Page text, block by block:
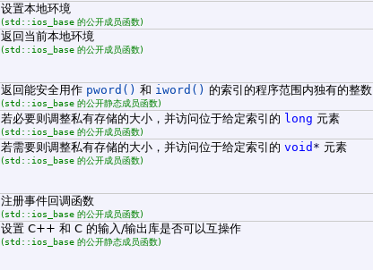
设置本地环境
(std::ios_base 的公开成员函数)
返回当前本地环境
(std::ios_base 的公开成员函数)
返回能安全用作 pword() 和 iword() 的索引的程序范围内独有的整数
(std::ios_base 的公开静态成员函数)
若必要则调整私有存储的大小，并访问位于给定索引的 long 元素
(std::ios_base 的公开成员函数)
若需要则调整私有存储的大小，并访问位于给定索引的void * 元素
(std::ios_base 的公开成员函数)
注册事件回调函数
(std::ios_base 的公开成员函数)
设置 C++ 和 C 的输入/输出库是否可以互操作
(std::ios_base 的公开静态成员函数)